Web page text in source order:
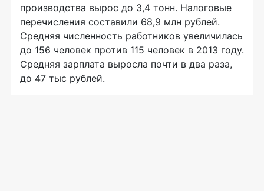
производства вырос до 3,4 тонн. Налоговые
перечисления составили 68,9 млн рублей.
Средняя численность работников увеличилась
до 156 человек против 115 человек в 2013 году.
Средняя зарплата выросла почти в два раза,
до 47 тыс рублей.